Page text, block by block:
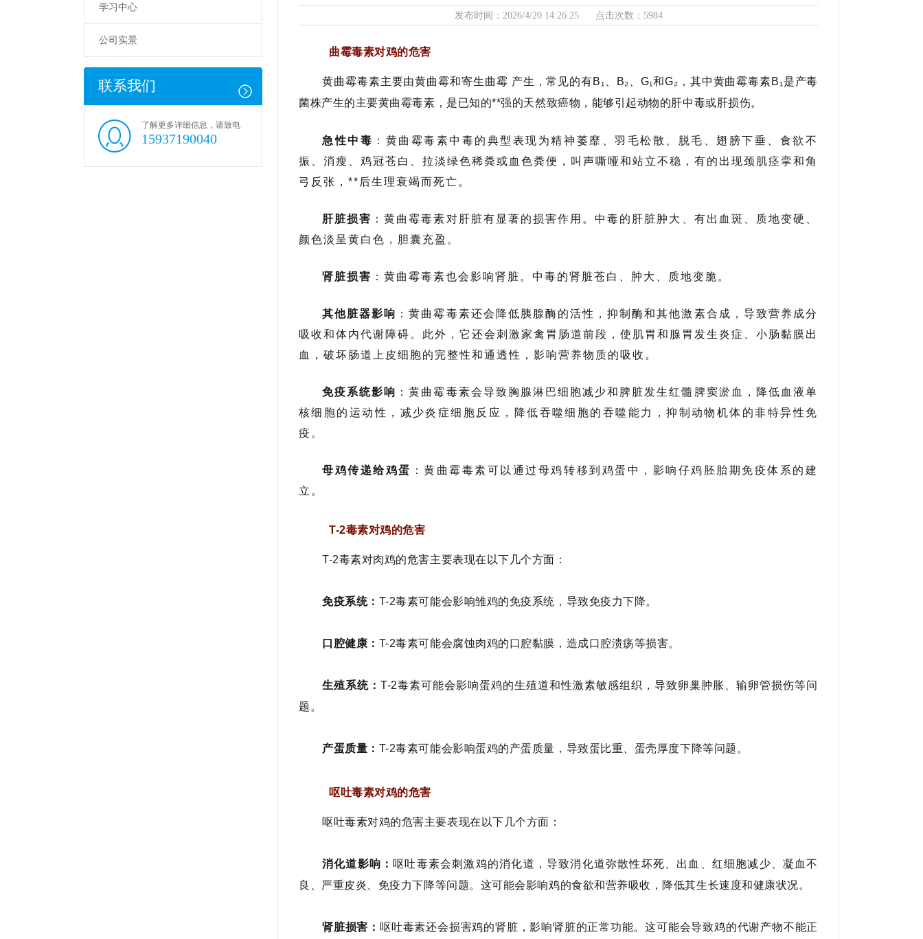
学习中心
公司实景
联系我们
了解更多详细信息，请致电
15937190040
发布时间：2026/4/20 14:26:25 点击次数：5984
曲霉毒素对鸡的危害
黄曲霉毒素主要由黄曲霉和寄生曲霉 产生，常见的有B₁、B₂、G₁和G₂，其中黄曲霉毒素B₁是产毒
菌株产生的主要黄曲霉毒素，是已知的**强的天然致癌物，能够引起动物的肝中毒或肝损伤。
急性中毒 ：黄曲霉毒素中毒的典型表现为精神萎靡、羽毛松散、脱毛、翅膀下垂、食欲不
振、消瘦、鸡冠苍白、拉淡绿色稀粪或血色粪便，叫声嘶哑和站立不稳，有的出现颈肌痉挛和角
弓反张 ，**后生理衰竭而死亡。
肝脏损害 ：黄曲霉毒素对肝脏有显著的损害作用。中毒的肝脏肿大、有出血斑、质地变硬、
颜色淡呈黄白色，胆囊充盈。
肾脏损害 ：黄曲霉毒素也会影响肾脏。中毒的肾脏苍白、肿大、质地变脆。
其他脏器影响 ：黄曲霉毒素还会降低胰腺酶的活性，抑制酶和其他激素合成，导致营养成分
吸收和体内代谢障碍。此外，它还会刺激家禽胃肠道前段，使 肌胃 和腺胃发生炎症、小肠黏膜出
血，破坏肠道上皮细胞的完整性和通透性，影响营养物质的吸收。
免疫系统影响 ：黄曲霉毒素会导致胸腺淋巴细胞减少和脾脏发生红髓脾窦淤血，降低血液单
核细胞的运动性，减少炎症细胞反应，降低吞噬细胞的吞噬能力，抑制动物机体的非特异性免
疫 。
母鸡传递给鸡蛋 ：黄曲霉毒素可以通过母鸡转移到鸡蛋中，影响仔鸡胚胎期免疫体系的建
立。
T-2毒素对鸡的危害
T-2毒素对肉鸡的危害主要表现在以下几个方面：
免疫系统： T-2毒素可能会影响雏鸡的免疫系统，导致免疫力下降。
口腔健康： T-2毒素可能会腐蚀肉鸡的口腔黏膜，造成口腔溃疡等损害。
生殖系统：T-2毒素可能会影响蛋鸡的生殖道和性激素敏感组织，导致卵巢肿胀、输卵管损伤等问
题。
产蛋质量： T-2毒素可能会影响蛋鸡的产蛋质量，导致蛋比重、蛋壳厚度下降等问题。
呕吐毒素对鸡的危害
呕吐毒素对鸡的危害主要表现在以下几个方面：
消化道影响： 呕吐毒素会刺激鸡的消化道，导致消化道弥散性坏死、出血、红细胞减少、凝血不
良、严重皮炎、免疫力下降等问题。这可能会影响鸡的食欲和营养吸收，降低其生长速度和健康状况。
肾脏损害： 呕吐毒素还会损害鸡的肾脏，影响肾脏的正常功能。这可能会导致鸡的代谢产物不能正